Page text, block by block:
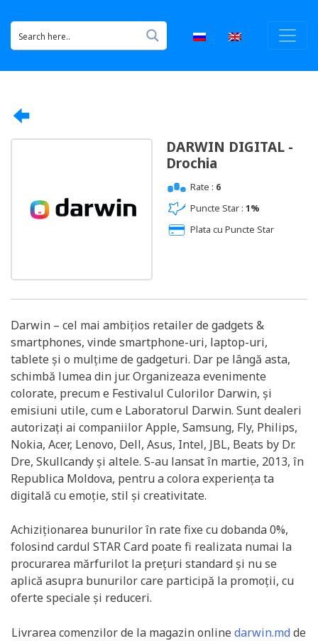
DARWIN DIGITAL -
Drochia
Rate : 6
Puncte Star : 1%
Plata cu Puncte Star
Darwin – cel mai ambițios retailer de gadgets &
smartphones, vinde smartphone-uri, laptop-uri,
tablete și o mulțime de gadgeturi. Dar pe lângă asta,
schimbă lumea din jur. Organizeaza evenimente
colorate, precum e Festivalul Culorilor Darwin, și
emisiuni utile, cum e Laboratorul Darwin. Sunt dealeri
autorizați ai companiilor Apple, Samsung, Fly, Philips,
Nokia, Acer, Lenovo, Dell, Asus, Intel, JBL, Beats by Dr.
Dre, Skullcandy și altele. S-au lansat în martie, 2013, în
Republica Moldova, pentru a colora experiența ta
digitală cu emoție, stil și creativitate.
Achiziționarea bunurilor în rate fixe cu dobanda 0%,
folosind cardul STAR Card poate fi realizata numai la
procurarea mărfurilot la prețuri standard și nu se
aplică asupra bunurilor care participă la promoții, cu
oferte speciale și reduceri.
Livrarea comenzilor de la magazin online darwin.mdde